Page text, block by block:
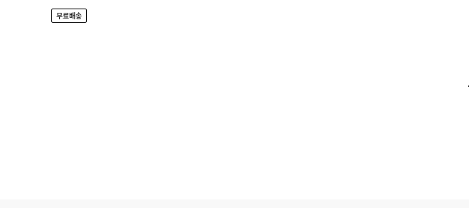
무료배송